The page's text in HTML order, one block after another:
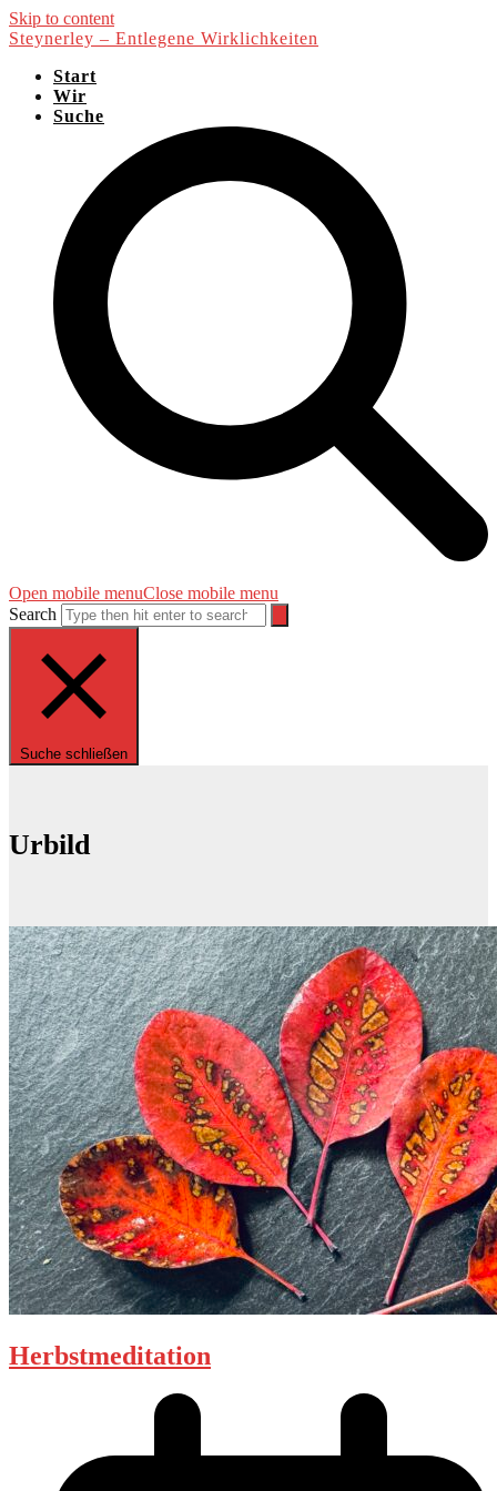
Skip to content
Steynerley – Entlegene Wirklichkeiten
Start
Wir
Suche
Open mobile menuClose mobile menu
Search
Suche schließen
Urbild
Herbstmeditation